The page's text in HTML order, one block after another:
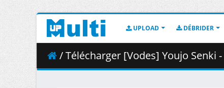
UPLOAD DÉBRIDER
/ Télécharger [Vodes] Youjo Senki